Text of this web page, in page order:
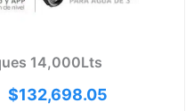
14,000Lts
$132,698.05